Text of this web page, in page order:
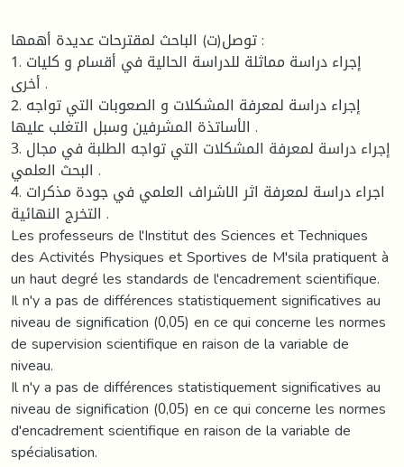
توصل(ت) الباحث لمقترحات عديدة أهمها :
1. إجراء دراسة مماثلة للدراسة الحالية في أقسام و كليات
أخرى .
2. إجراء دراسة لمعرفة المشكلات و الصعوبات التي تواجه
الأساتذة المشرفين وسبل التغلب عليها .
3. إجراء دراسة لمعرفة المشكلات التي تواجه الطلبة في مجال
البحث العلمي .
4. اجراء دراسة لمعرفة اثر الاشراف العلمي في جودة مذكرات
التخرج النهائية .
Les professeurs de l'Institut des Sciences et Techniques
des Activités Physiques et Sportives de M'sila pratiquent à
un haut degré les standards de l'encadrement scientifique.
Il n'y a pas de différences statistiquement significatives au
niveau de signification (0,05) en ce qui concerne les normes
de supervision scientifique en raison de la variable de
niveau.
Il n'y a pas de différences statistiquement significatives au
niveau de signification (0,05) en ce qui concerne les normes
d'encadrement scientifique en raison de la variable de
spécialisation.